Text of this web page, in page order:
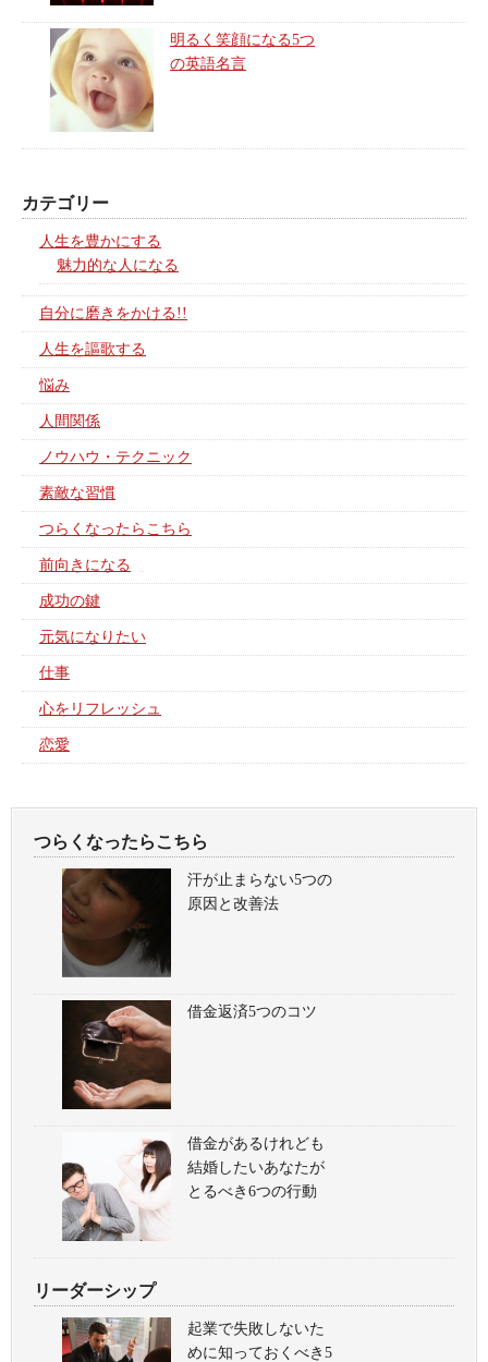
明るく笑顔になる5つ
の英語名言
カテゴリー
人生を豊かにする
魅力的な人になる
自分に磨きをかける!!
人生を謳歌する
悩み
人間関係
ノウハウ・テクニック
素敵な習慣
つらくなったらこちら
前向きになる
成功の鍵
元気になりたい
仕事
心をリフレッシュ
恋愛
つらくなったらこちら
汗が止まらない5つの
原因と改善法
借金返済5つのコツ
借金があるけれども
結婚したいあなたが
とるべき6つの行動
リーダーシップ
起業で失敗しないた
めに知っておくべき5